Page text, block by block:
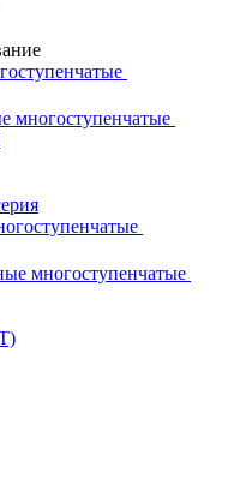
многоступенчатые
многоступенчатые